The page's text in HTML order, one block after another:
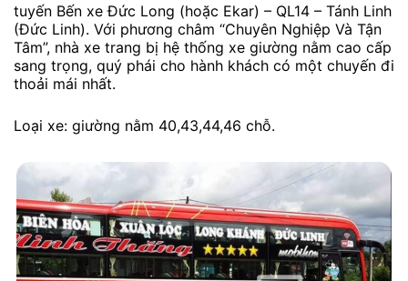
tuyến Bến xe Đức Long (hoặc Ekar) – QL14 – Tánh Linh
(Đức Linh). Với​ phư​ơ​ng châ​m “Chuyê​n Nghiệp Và​ Tận
Tâ​m”, nhà xe trang bị hệ thống xe giường nằm cao cấp
sang trọng, quý phái cho hành khách có một chuyến đi
thoải mái nhất.
Loại xe: giường nằm 40,43,44,46 chỗ.